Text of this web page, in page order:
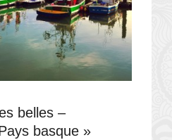
belles –
basque »